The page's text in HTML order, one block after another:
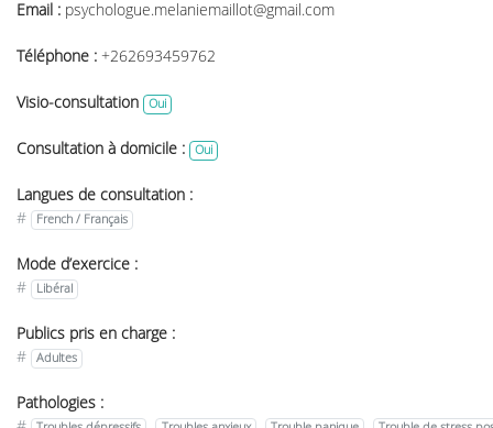
Email : psychologue.melaniemaillot@gmail.com
Téléphone : +262693459762
Visio-consultation Oui
Consultation à domicile : Oui
Langues de consultation :
#
French / Français
Mode d’exercice :
#
Libéral
Publics pris en charge :
#
Adultes
Pathologies :